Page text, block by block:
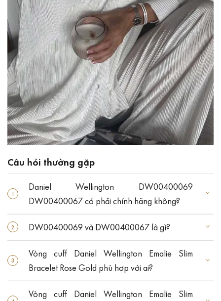
Câu hỏi thường gặp
Daniel Wellington DW00400069
DW00400067 có phải chính hãng không?
DW00400069 và DW00400067 là gì?
Vòng cuff Daniel Wellington Emalie Slim
Bracelet Rose Gold phù hợp với ai?
Vòng cuff Daniel Wellington Emalie Slim